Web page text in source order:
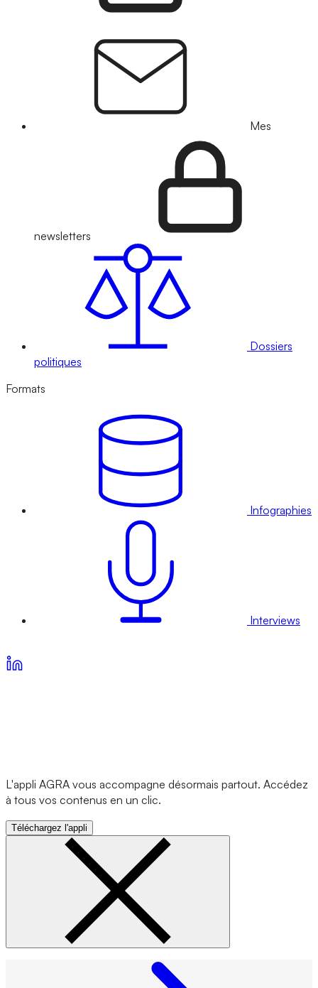
Mes
newsletters
Dossiers
politiques
Formats
Infographies
Interviews
L'appli AGRA vous accompagne désormais partout. Accédez
à tous vos contenus en un clic.
Téléchargez l'appli